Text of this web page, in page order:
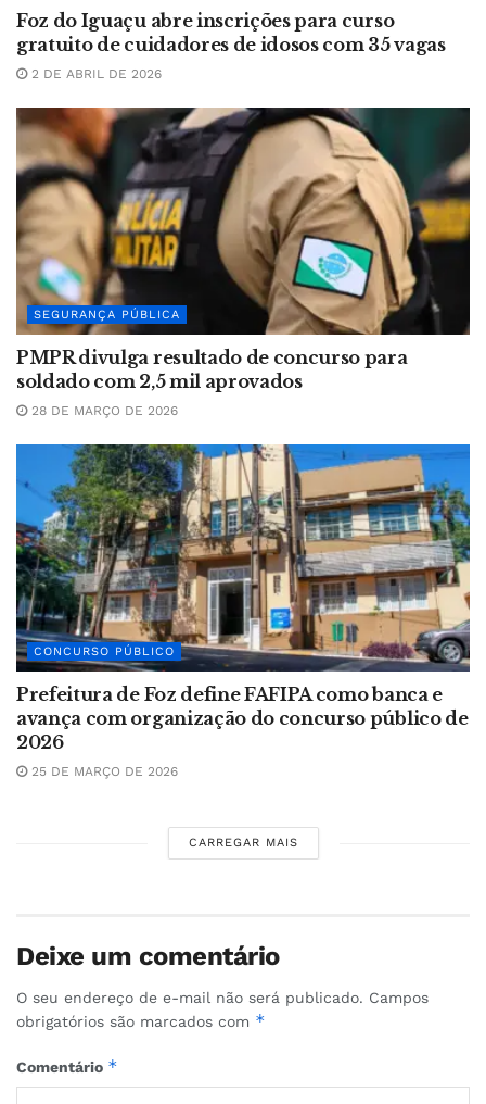
Foz do Iguaçu abre inscrições para curso
gratuito de cuidadores de idosos com 35 vagas
2 DE ABRIL DE 2026
SEGURANÇA PÚBLICA
PMPR divulga resultado de concurso para
soldado com 2,5 mil aprovados
28 DE MARÇO DE 2026
CONCURSO PÚBLICO
Prefeitura de Foz define FAFIPA como banca e
avança com organização do concurso público de
2026
25 DE MARÇO DE 2026
CARREGAR MAIS
Deixe um comentário
O seu endereço de e-mail não será publicado. Campos
obrigatórios são marcados com *
Comentário *